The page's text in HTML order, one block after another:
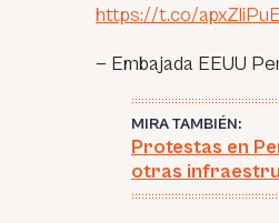
https://t.co/
— Embajada EEUU
MIRA TAMBIÉN:
Protestas en
otras